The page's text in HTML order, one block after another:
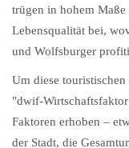
trügen in hohem Maße
Lebensqualität bei,
und Wolfsburger
Um diese
"dwif-
Faktoren erhoben –
der Stadt, die